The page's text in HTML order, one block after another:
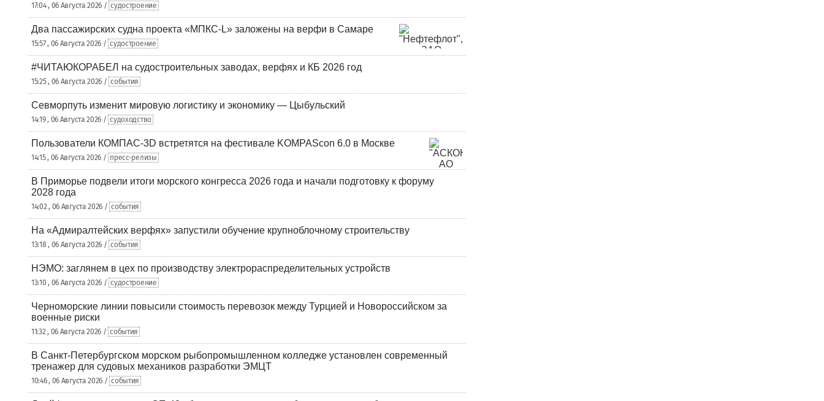
17:04 , 06 Августа 2026 / судостроение
Два пассажирских судна проекта «МПКС-L» заложены на верфи в Самаре
15:57 , 06 Августа 2026 / судостроение
#ЧИТАЮКОРАБЕЛ на судостроительных заводах, верфях и КБ 2026 год
15:25 , 06 Августа 2026 / события
Севморпуть изменит мировую логистику и экономику — Цыбульский
14:19 , 06 Августа 2026 / судоходство
Пользователи КОМПАС-3D встретятся на фестивале KOMPAScon 6.0 в Москве
14:15 , 06 Августа 2026 / пресс-релизы
В Приморье подвели итоги морского конгресса 2026 года и начали подготовку к форуму
2028 года
14:02 , 06 Августа 2026 / события
На «Адмиралтейских верфях» запустили обучение крупноблочному строительству
13:18 , 06 Августа 2026 / события
НЭМО: заглянем в цех по производству электрораспределительных устройств
13:10 , 06 Августа 2026 / судостроение
Черноморские линии повысили стоимость перевозок между Турцией и Новороссийском за
военные риски
11:32 , 06 Августа 2026 / события
В Санкт-Петербургском морском рыбопромышленном колледже установлен современный
тренажер для судовых механиков разработки ЭМЦТ
10:46 , 06 Августа 2026 / события